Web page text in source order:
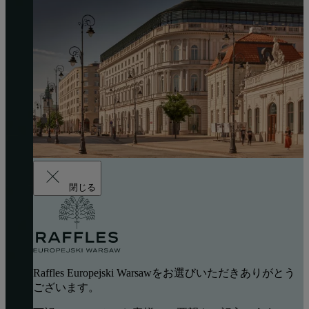
閉じる
Raffles Europejski Warsawをお選びいただきありがとう
ございます。